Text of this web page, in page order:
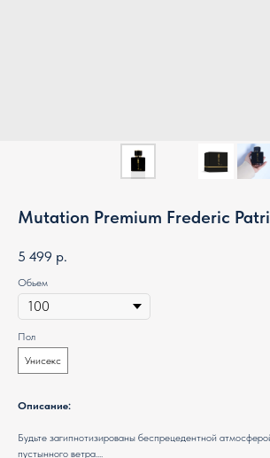
Mutation Premium Frederic
5 499 р.
Обьем
Пол
Унисекс
Описание:
Будьте загипнотизированы беспрецедентной
пустынного ветра....